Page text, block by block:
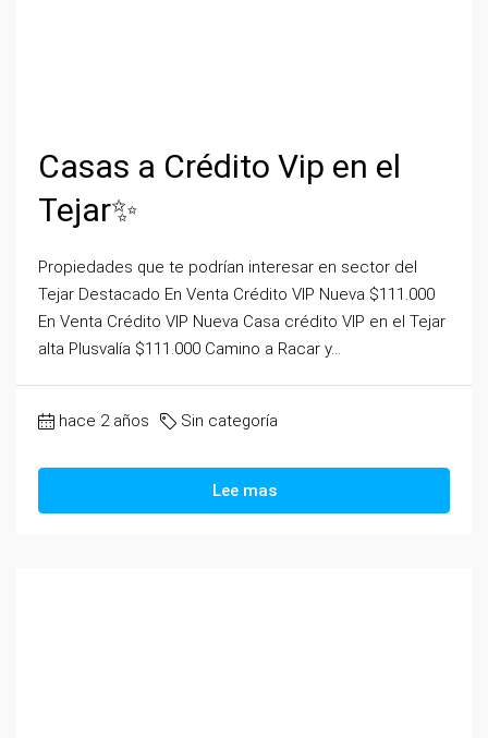
Casas a Crédito Vip en el
Tejar✨
Propiedades que te podrían interesar en sector del
Tejar Destacado En Venta Crédito VIP Nueva $111.000
En Venta Crédito VIP Nueva Casa crédito VIP en el Tejar
alta Plusvalía $111.000 Camino a Racar y...
hace 2 años Sin categoría
Lee mas